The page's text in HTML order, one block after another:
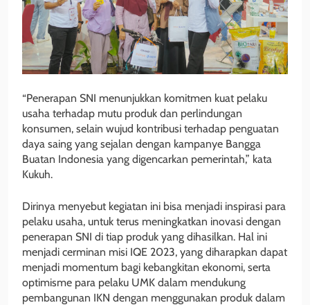
“Penerapan SNI menunjukkan komitmen kuat pelaku
usaha terhadap mutu produk dan perlindungan
konsumen, selain wujud kontribusi terhadap penguatan
daya saing yang sejalan dengan kampanye Bangga
Buatan Indonesia yang digencarkan pemerintah,” kata
Kukuh.
Dirinya menyebut kegiatan ini bisa menjadi inspirasi para
pelaku usaha, untuk terus meningkatkan inovasi dengan
penerapan SNI di tiap produk yang dihasilkan. Hal ini
menjadi cerminan misi IQE 2023, yang diharapkan dapat
menjadi momentum bagi kebangkitan ekonomi, serta
optimisme para pelaku UMK dalam mendukung
pembangunan IKN dengan menggunakan produk dalam